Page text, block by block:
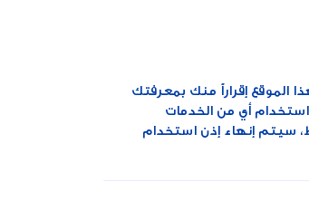
الموقع إقراراً منك بمعرفتك
أي من الخدمات
سيتم إنهاء إذن استخدام